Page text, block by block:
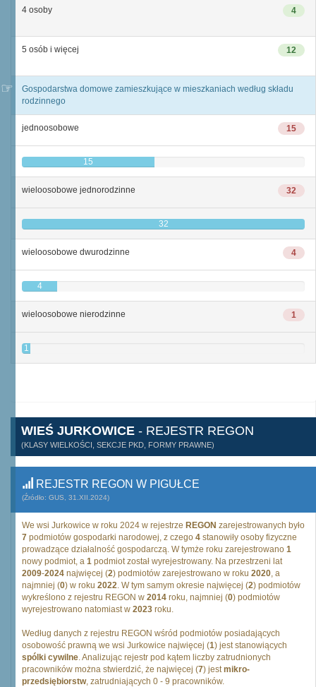
4
4 osoby
12
5 osób i więcej
Gospodarstwa domowe zamieszkujące w mieszkaniach według składu
rodzinnego
15
jednoosobowe
15
32
wieloosobowe jednorodzinne
32
4
wieloosobowe dwurodzinne
4
1
wieloosobowe nierodzinne
1
WIEŚ JURKOWICE - REJESTR REGON
(KLASY WIELKOŚCI, SEKCJE PKD, FORMY PRAWNE)
REJESTR REGON W PIGUŁCE
(Źródło: GUS, 31.XII.2024)
We wsi Jurkowice w roku 2024 w rejestrze REGON zarejestrowanych było
7 podmiotów gospodarki narodowej, z czego 4 stanowiły osoby fizyczne
prowadzące działalność gospodarczą. W tymże roku zarejestrowano 1
nowy podmiot, a 1 podmiot został wyrejestrowany. Na przestrzeni lat
2009-2024 najwięcej (2) podmiotów zarejestrowano w roku 2020, a
najmniej (0) w roku 2022. W tym samym okresie najwięcej (2) podmiotów
wykreślono z rejestru REGON w 2014 roku, najmniej (0) podmiotów
wyrejestrowano natomiast w 2023 roku.
Według danych z rejestru REGON wśród podmiotów posiadających
osobowość prawną we wsi Jurkowice najwięcej (1) jest stanowiących
spólki cywilne. Analizując rejestr pod kątem liczby zatrudnionych
pracowników można stwierdzić, że najwięcej (7) jestmikro-
przedsiębiorstw, zatrudniających 0 - 9 pracowników.